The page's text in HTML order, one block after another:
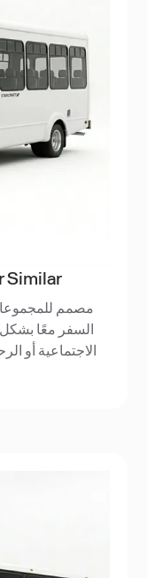
Similar
مصمم
السفر معًا